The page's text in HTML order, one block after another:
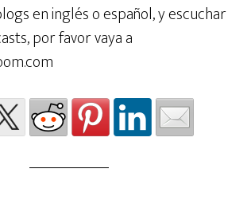
en inglés o español, y escuchar
por favor vaya a